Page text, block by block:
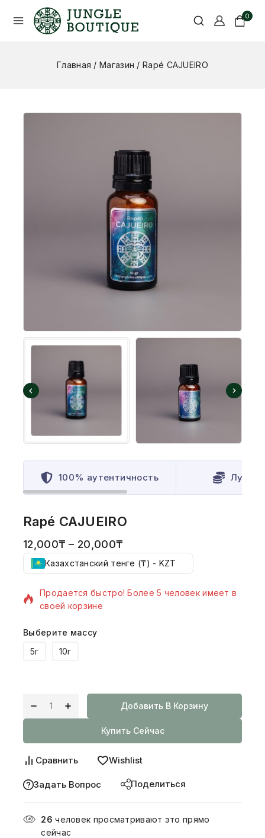
0
Главная / Магазин / Rapé CAJUEIRO
100% аутентичность
Rapé CAJUEIRO
12,000₸ – 20,000₸
Казахстанский тенге (₸) - KZT
16 товаров продано за последний 16 час
Продается быстро! Более 5 человек имеет в
своей корзине
Выберите массу
5г
10г
Добавить В Корзину
Купить Сейчас
Сравнить Wishlist
Задать Вопрос Поделиться
26 человек просматривают это прямо
сейчас